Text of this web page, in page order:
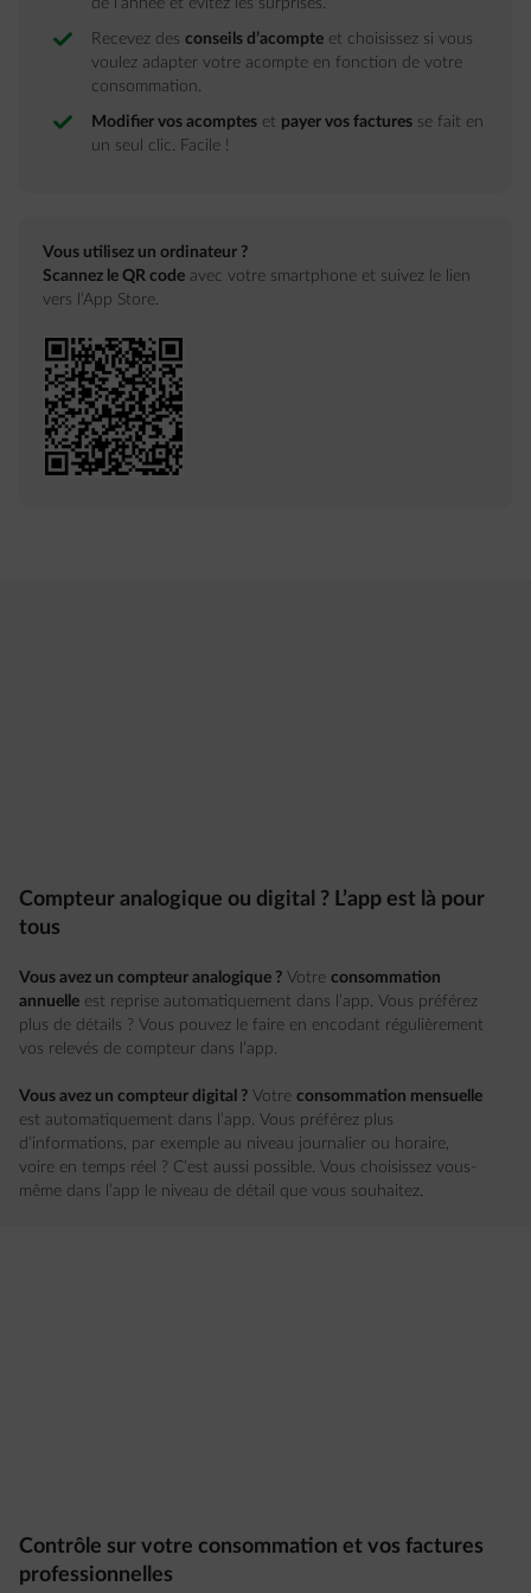
de l’année et évitez les surprises.
Recevez des conseils d’acompte et choisissez si vous
voulez adapter votre acompte en fonction de votre
consommation.
Modifier vos acomptes et payer vos factures se fait en
un seul clic. Facile !
Vous utilisez un ordinateur ?
Scannez le QR code avec votre smartphone et suivez le lien
vers l’App Store.
Compteur analogique ou digital ? L’app est là pour
tous
Vous avez un compteur analogique ? Votre consommation
annuelle est reprise automatiquement dans l’app. Vous préférez
plus de détails ? Vous pouvez le faire en encodant régulièrement
vos relevés de compteur dans l’app.
Vous avez un compteur digital ? Votre consommation mensuelle
est automatiquement dans l’app. Vous préférez plus
d’informations, par exemple au niveau journalier ou horaire,
voire en temps réel ? C’est aussi possible. Vous choisissez vous-
même dans l’app le niveau de détail que vous souhaitez.
Contrôle sur votre consommation et vos factures
professionnelles